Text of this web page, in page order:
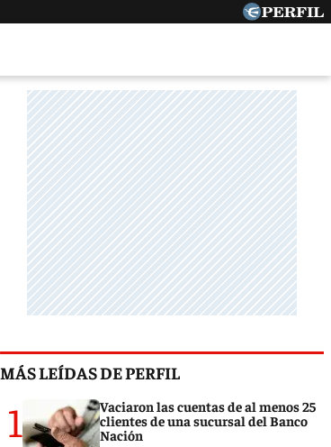
MÁS LEÍDAS DE PERFIL
1
Vaciaron las cuentas de al menos 25
clientes de una sucursal del Banco
Nación